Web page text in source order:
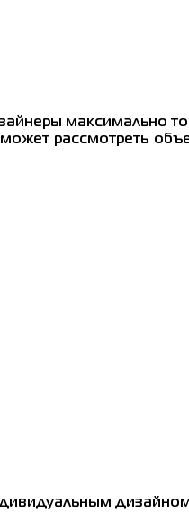
максимально
рассмотреть